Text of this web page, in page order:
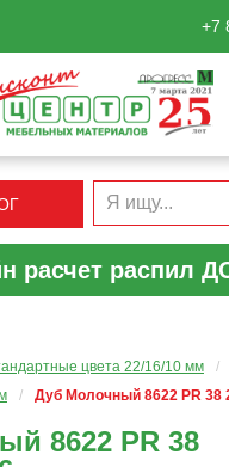
+7
расчет распил
цвета 22/16/10 мм
/
/ Дуб Молочный 8622 PR 38
8622 PR 38